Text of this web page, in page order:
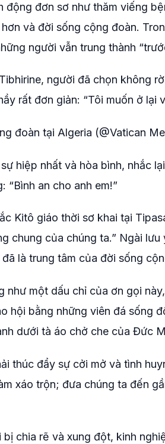
động đơn sơ như thăm viếng
và đời sống cộng đoàn.
người vẫn trung thành
người đã chọn không
rất đơn giản: “Tôi muốn ở lại
đoàn tại Algeria (@Vatican
hiệp nhất và hòa bình, nhắc
an cho anh em!”
Kitô giáo thời sơ khai tại
chung của chúng ta.” Ngài
là trung tâm của đời sống
như một dấu chỉ của ơn gọi
hội bằng những viên đá sống
dưới tà áo chở che của Đức
thúc đẩy sự cởi mở và tình
xáo trộn; đưa chúng ta đến
chia rẽ và xung đột, kinh